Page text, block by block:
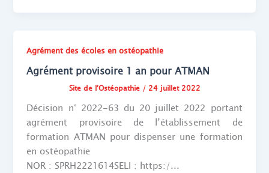
Agrément des écoles en ostéopathie
Agrément provisoire 1 an pour ATMAN
Site de l'Ostéopathie/ 24 juillet 2022
Décision n° 2022-63 du 20 juillet 2022 portant
agrément provisoire de l’établissement de
formation ATMAN pour dispenser une formation
en ostéopathie
NOR : SPRH2221614SELI : https:/...